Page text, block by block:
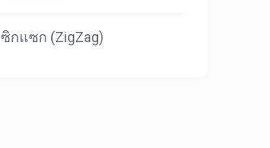
ซิกแซก (ZigZag)